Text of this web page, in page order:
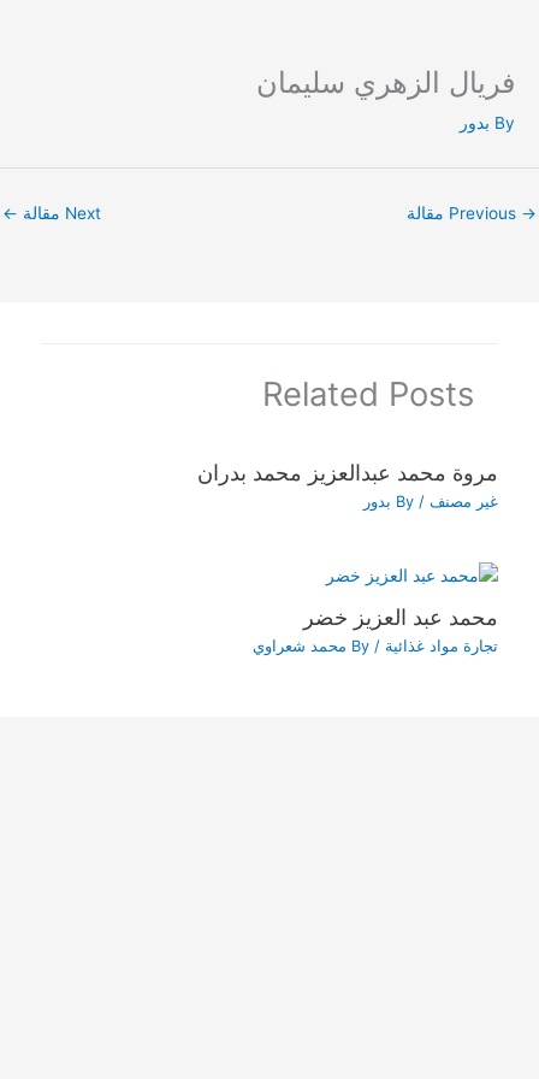
Skip
content
فريال الزهري سليمان
By بدور
→ Next مقالة ←
Related Posts
مروة محمد عبدالعزيز محمد بدران
غير مصنف / By بدور
محمد عبد العزيز خضر
تجارة مواد غذائية / By محمد شعراوي